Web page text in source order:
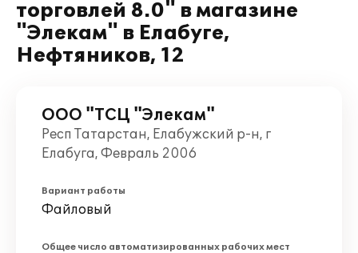
торговлей 8.0" в магазине
"Элекам" в Елабуге,
Нефтяников, 12
ООО "ТСЦ "Элекам"
Респ Татарстан, Елабужский р-н, г
Елабуга, Февраль 2006
Вариант работы
Файловый
Общее число автоматизированных рабочих мест